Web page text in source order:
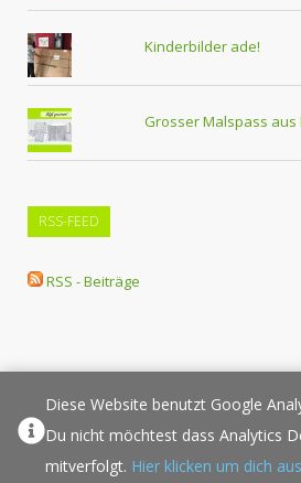
Kinderbilder ade!
Grosser Malspass aus
RSS-FEED
RSS - Beiträge
Über Elternplanet Pressespiegel
Diese Website benutzt Google
Du nicht möchtest dass Analytics
mitverfolgt. Hier klicken um dich